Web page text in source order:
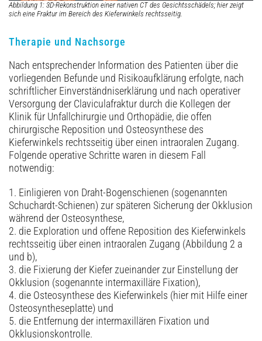
Abbildung 1: 3D-Rekonstruktion einer nativen CT des Gesichtsschädels; hier zeigt
sich eine Fraktur im Bereich des Kieferwinkels rechtsseitig.
Therapie und Nachsorge
Nach entsprechender Information des Patienten über die
vorliegenden Befunde und Risikoauf­klärung erfolgte, nach
schriftlicher Einverständniserklärung und nach operativer
Versorgung der Claviculafraktur durch die Kollegen der
Klinik für Unfallchirurgie und Orthopädie, die offen
chirurgische Reposition und Osteosynthese des
Kieferwinkels rechtsseitig über einen intra­oralen Zugang.
Folgende operative Schritte waren in diesem Fall
notwendig:
1. Einligieren von Draht-Bogenschienen (sogenannten
Schuchardt-Schienen) zur späteren Sicherung der Okklusion
während der Osteosynthese,
2. die Exploration und offene Reposition des Kieferwinkels
rechtsseitig über einen intraoralen Zugang (Abbildung 2 a
und b),
3. die Fixierung der Kiefer zueinander zur Einstellung der
Okklusion (sogenannte intermaxilläre Fixation),
4. die Osteosynthese des Kieferwinkels (hier mit Hilfe einer
Osteosyntheseplatte) und
5. die Entfernung der intermaxillären Fixation und
Okklusionskontrolle.